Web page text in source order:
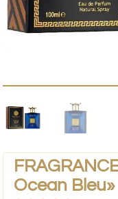
Ocean